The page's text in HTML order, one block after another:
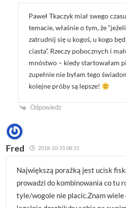
Paweł Tkaczyk miał swego
temacie, właśnie o tym, że
zatrudnij się u kogoś, u kogo
ciasta”. Rzeczy pobocznych i
mnóstwo – kiedy startowałam
zupełnie nie byłam tego
kolejne próby są lepsze!
Odpowiedz
Fred 2018-10-31 08:55
Największą porażką jest ucisk
prowadzi do kombinowania co tu
tyle/wogole nie placic.Znam